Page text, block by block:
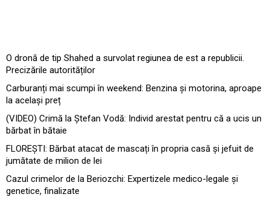
O dronă de tip Shahed a survolat regiunea de est a republicii.
Precizările autorităților
Carburanți mai scumpi în weekend: Benzina și motorina, aproape
la același preț
(VIDEO) Crimă la Ștefan Vodă: Individ arestat pentru că a ucis un
bărbat în bătaie
FLOREȘTI: Bărbat atacat de mascați în propria casă și jefuit de
jumătate de milion de lei
Cazul crimelor de la Beriozchi: Expertizele medico-legale și
genetice, finalizate